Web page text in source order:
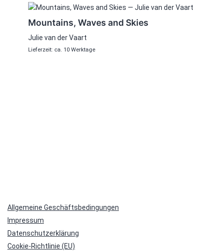
Mountains, Waves and Skies
Julie van der Vaart
Lieferzeit: ca. 10 Werktage
Allgemeine Geschäftsbedingungen
Impressum
Datenschutzerklärung
Cookie-Richtlinie (EU)